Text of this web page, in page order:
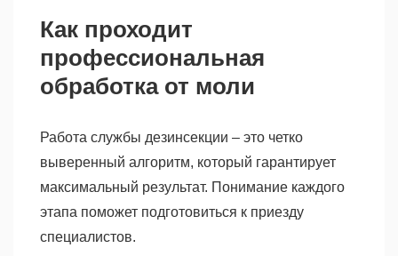
Как проходит
профессиональная
обработка от моли
Работа службы дезинсекции – это четко
выверенный алгоритм, который гарантирует
максимальный результат. Понимание каждого
этапа поможет подготовиться к приезду
специалистов.